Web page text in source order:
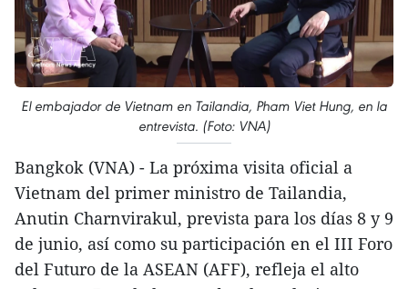
El embajador de Vietnam en Tailandia, Pham Viet Hung, en la
entrevista. (Foto: VNA)
Bangkok (VNA) - La próxima visita oficial a
Vietnam del primer ministro de Tailandia,
Anutin Charnvirakul, prevista para los días 8 y 9
de junio, así como su participación en el III Foro
del Futuro de la ASEAN (AFF), refleja el alto